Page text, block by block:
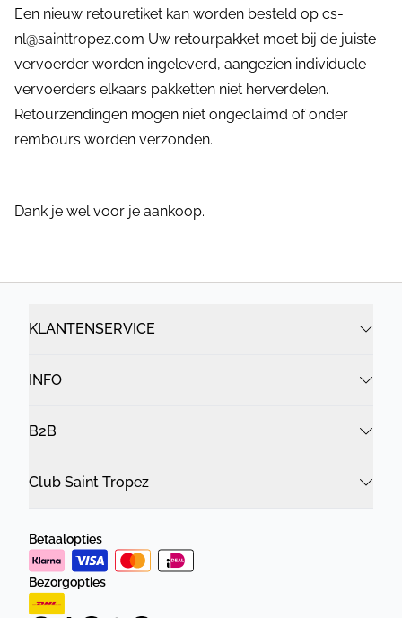
Een nieuw retouretiket kan worden besteld op cs-
nl@sainttropez.com Uw retourpakket moet bij de juiste
vervoerder worden ingeleverd, aangezien individuele
vervoerders elkaars pakketten niet herverdelen.
Retourzendingen mogen niet ongeclaimd of onder
rembours worden verzonden.
Dank je wel voor je aankoop.
KLANTENSERVICE
INFO
B2B
Club Saint Tropez
Betaalopties
Bezorgopties